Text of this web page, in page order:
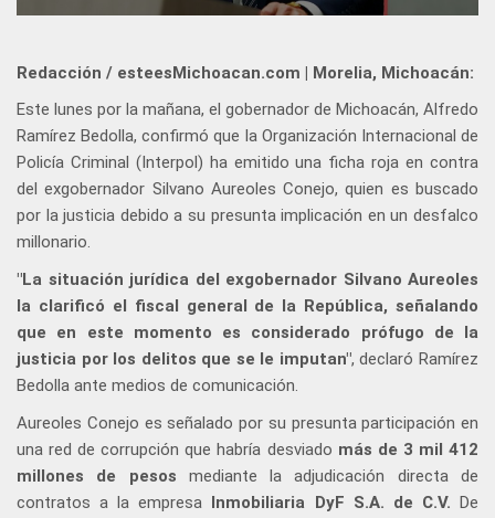
Redacción / esteesMichoacan.com | Morelia, Michoacán:
Este lunes por la mañana, el gobernador de Michoacán, Alfredo
Ramírez Bedolla, confirmó que la Organización Internacional de
Policía Criminal (Interpol) ha emitido una ficha roja en contra
del exgobernador Silvano Aureoles Conejo, quien es buscado
por la justicia debido a su presunta implicación en un desfalco
millonario.
"La situación jurídica del exgobernador Silvano Aureoles
la clarificó el fiscal general de la República, señalando
que en este momento es considerado prófugo de la
justicia por los delitos que se le imputan", declaró Ramírez
Bedolla ante medios de comunicación.
Aureoles Conejo es señalado por su presunta participación en
una red de corrupción que habría desviado más de 3 mil 412
millones de pesos mediante la adjudicación directa de
contratos a la empresa
Inmobiliaria DyF S.A. de C.V. De